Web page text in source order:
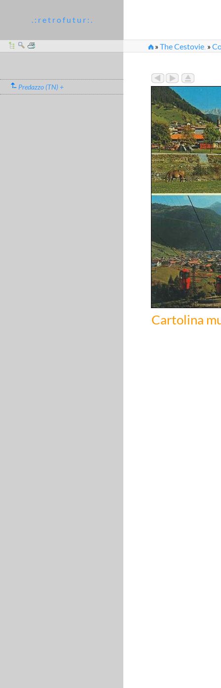
. : r e t r o f u t u r : .
»The Cestovie »
Predazzo (TN) +
Cartolina